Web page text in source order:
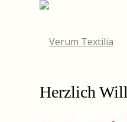
Herzlich